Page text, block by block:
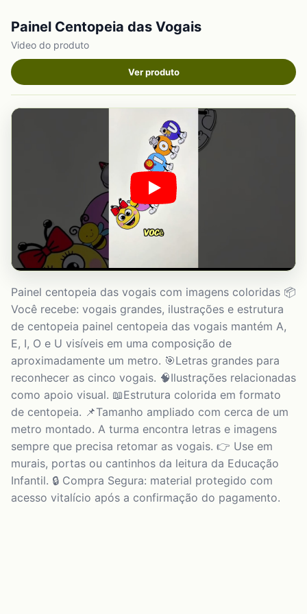
Painel Centopeia das Vogais
Video do produto
Ver produto
Painel centopeia das vogais com imagens coloridas 📦
Você recebe: vogais grandes, ilustrações e estrutura
de centopeia painel centopeia das vogais mantém A,
E, I, O e U visíveis em uma composição de
aproximadamente um metro. 🎯Letras grandes para
reconhecer as cinco vogais. 🧠Ilustrações relacionadas
como apoio visual. 📖Estrutura colorida em formato
de centopeia. 📌Tamanho ampliado com cerca de um
metro montado. A turma encontra letras e imagens
sempre que precisa retomar as vogais. 👉 Use em
murais, portas ou cantinhos da leitura da Educação
Infantil. 🔒 Compra Segura: material protegido com
acesso vitalício após a confirmação do pagamento.